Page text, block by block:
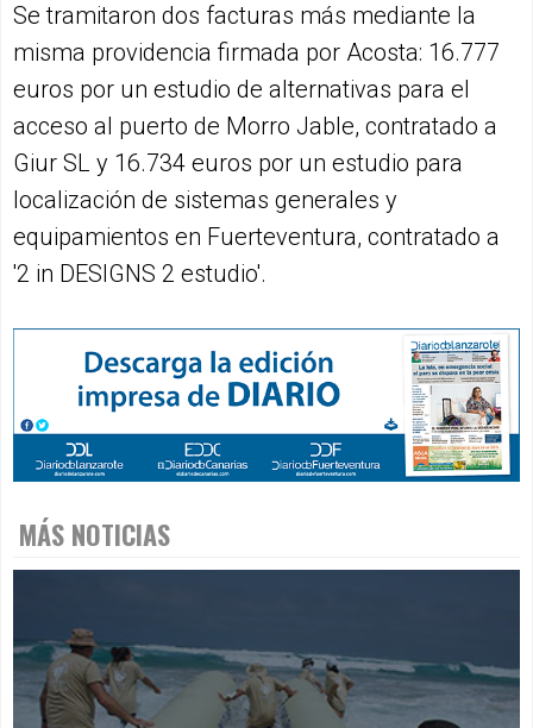
Se tramitaron dos facturas más mediante la
misma providencia firmada por Acosta: 16.777
euros por un estudio de alternativas para el
acceso al puerto de Morro Jable, contratado a
Giur SL y 16.734 euros por un estudio para
localización de sistemas generales y
equipamientos en Fuerteventura, contratado a
'2 in DESIGNS 2 estudio'.
MÁS NOTICIAS